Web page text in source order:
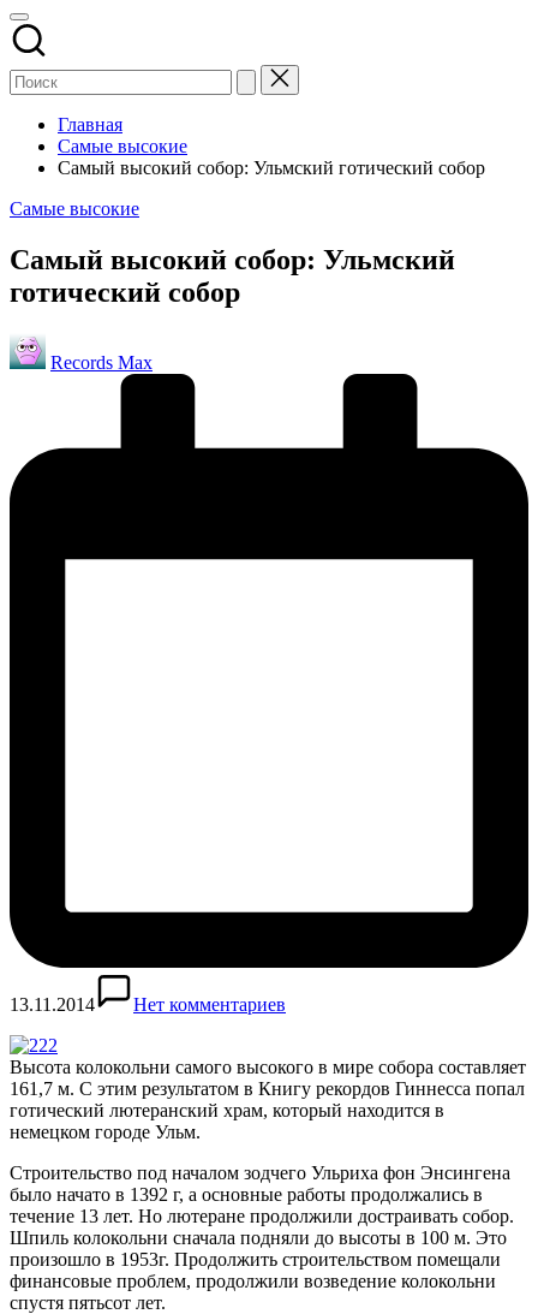
Главная
Самые высокие
Самый высокий собор: Ульмский готический собор
Опубликовано
Самые высокие
Самый высокий собор: Ульмский
готический собор
Запись
от
Records Max
13.11.2014 Нет комментариев
Высота колокольни самого высокого в мире собора составляет
161,7 м. С этим результатом в Книгу рекордов Гиннесса попал
готический лютеранский храм, который находится в
немецком городе Ульм.
Строительство под началом зодчего Ульриха фон Энсингена
было начато в 1392 г, а основные работы продолжались в
течение 13 лет. Но лютеране продолжили достраивать собор.
Шпиль колокольни сначала подняли до высоты в 100 м. Это
произошло в 1953г. Продолжить строительством помещали
финансовые проблем, продолжили возведение колокольни
спустя пятьсот лет.